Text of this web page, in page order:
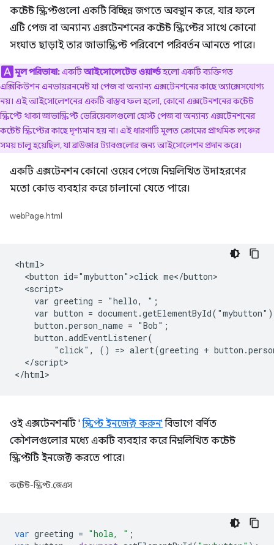
কন্টেন্ট স্ক্রিপ্টগুলো একটি বিচ্ছিন্ন জগতে অবস্থান করে, যার ফলে
এটি পেজ বা অন্যান্য এক্সটেনশনের কন্টেন্ট স্ক্রিপ্টের সাথে কোনো
সংঘাত ছাড়াই তার জাভাস্ক্রিপ্ট পরিবেশে পরিবর্তন আনতে পারে।
মূল পরিভাষা:একটিআইসোলেটেড ওয়ার্ল্ডহলো একটি ব্যক্তিগত
এক্সিকিউশন এনভায়রনমেন্ট যা পেজ বা অন্যান্য এক্সটেনশনের কাছে অ্যাক্সেসযোগ্য
নয়। এই আইসোলেশনের একটি বাস্তব ফল হলো, কোনো এক্সটেনশনের কন্টেন্ট
স্ক্রিপ্টে থাকা জাভাস্ক্রিপ্ট ভেরিয়েবলগুলো হোস্ট পেজ বা অন্যান্য এক্সটেনশনের
কন্টেন্ট স্ক্রিপ্টের কাছে দৃশ্যমান হয় না। এই ধারণাটি মূলত ক্রোমের প্রাথমিক লঞ্চের
সময় চালু হয়েছিল, যা ব্রাউজার ট্যাবগুলোর জন্য আইসোলেশন প্রদান করে।
একটি এক্সটেনশন কোনো ওয়েব পেজে নিম্নলিখিত উদাহরণের
মতো কোড ব্যবহার করে চালানো যেতে পারে।
webPage.html
<html>
  <button id="mybutton">click me</button>
  <script>
    var greeting = "hello, ";
var button =
    button.person_name = "Bob";
    button.addEventListener(
"click", () => alert(greeting +
  </script>
ওই এক্সটেনশনটি 'স্ক্রিপ্ট ইনজেক্ট করুন' বিভাগে বর্ণিত
কৌশলগুলোর মধ্যে একটি ব্যবহার করে নিম্নলিখিত কন্টেন্ট
স্ক্রিপ্টটি ইনজেক্ট করতে পারে।
কন্টেন্ট-স্ক্রিপ্ট.জেএস
var greeting = "hola, " ;